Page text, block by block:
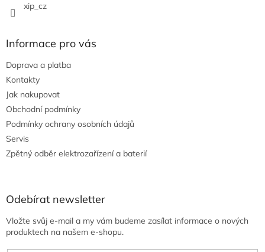
xip_cz
Informace pro vás
Doprava a platba
Kontakty
Jak nakupovat
Obchodní podmínky
Podmínky ochrany osobních údajů
Servis
Zpětný odběr elektrozařízení a baterií
Odebírat newsletter
Vložte svůj e-mail a my vám budeme zasílat informace o nových
produktech na našem e-shopu.